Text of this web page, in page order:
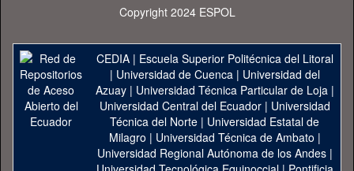
Copyright 2024 ESPOL
CEDIA| Escuela Superior Politécnica del Litoral
| Universidad de Cuenca| Universidad del
Azuay| Universidad Técnica Particular de Loja|
Universidad Central del Ecuador| Universidad
Técnica del Norte | Universidad Estatal de
Milagro | Universidad Técnica de Ambato |
Universidad Regional Autónoma de los Andes|